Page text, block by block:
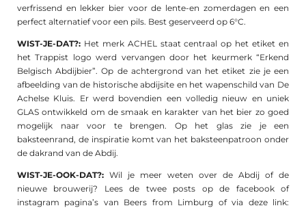
verfrissend en lekker bier voor de lente-en zomerdagen en een
perfect alternatief voor een pils. Best geserveerd op 6°C.
WIST-JE-DAT?: Het merk ACHEL staat centraal op het etiket en
het Trappist logo werd vervangen door het keurmerk “Erkend
Belgisch Abdijbier”. Op de achtergrond van het etiket zie je een
afbeelding van de historische abdijsite en het wapenschild van De
Achelse Kluis. Er werd bovendien een volledig nieuw en uniek
GLAS ontwikkeld om de smaak en karakter van het bier zo goed
mogelijk naar voor te brengen. Op het glas zie je een
baksteenrand, de inspiratie komt van het baksteenpatroon onder
de dakrand van de Abdij.
WIST-JE-OOK-DAT?: Wil je meer weten over de Abdij of de
nieuwe brouwerij? Lees de twee posts op de facebook of
instagram pagina’s van Beers from Limburg ofvia deze link: